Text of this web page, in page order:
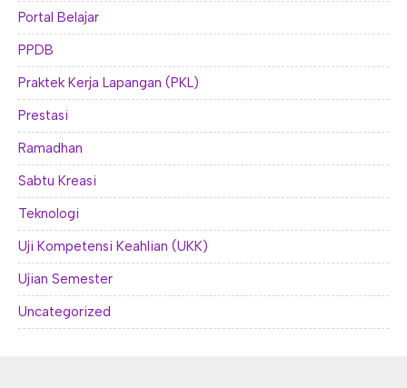
Portal Belajar
PPDB
Praktek Kerja Lapangan (PKL)
Prestasi
Ramadhan
Sabtu Kreasi
Teknologi
Uji Kompetensi Keahlian (UKK)
Ujian Semester
Uncategorized